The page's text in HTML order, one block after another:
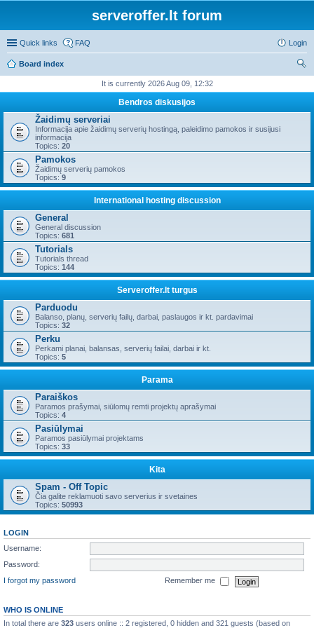
serveroffer.lt forum
Quick links FAQ Login
Board index
It is currently 2026 Aug 09, 12:32
Bendros diskusijos
Žaidimų serveriai
Informacija apie žaidimų serverių hostingą, paleidimo pamokos ir susijusi
informacija
Topics: 20
Pamokos
Žaidimų serverių pamokos
Topics: 9
International hosting discussion
General
General discussion
Topics: 681
Tutorials
Tutorials thread
Topics: 144
Serveroffer.lt turgus
Parduodu
Balanso, planų, serverių failų, darbai, paslaugos ir kt. pardavimai
Topics: 32
Perku
Perkami planai, balansas, serverių failai, darbai ir kt.
Topics: 5
Parama
Paraiškos
Paramos prašymai, siūlomų remti projektų aprašymai
Topics: 4
Pasiūlymai
Paramos pasiūlymai projektams
Topics: 33
Kita
Spam - Off Topic
Čia galite reklamuoti savo serverius ir svetaines
Topics: 50993
LOGIN
Username:
Password:
I forgot my password
Remember me
WHO IS ONLINE
In total there are 323 users online :: 2 registered, 0 hidden and 321 guests (based on